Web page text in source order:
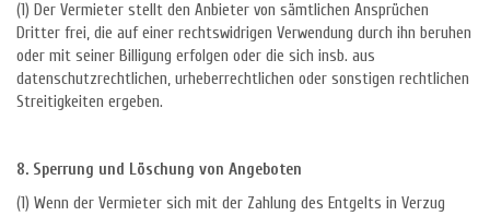
(1) Der Vermieter stellt den Anbieter von sämtlichen Ansprüchen
Dritter frei, die auf einer rechtswidrigen Verwendung durch ihn beruhen
oder mit seiner Billigung erfolgen oder die sich insb. aus
datenschutzrechtlichen, urheberrechtlichen oder sonstigen rechtlichen
Streitigkeiten ergeben.
8. Sperrung und Löschung von Angeboten
(1) Wenn der Vermieter sich mit der Zahlung des Entgelts in Verzug